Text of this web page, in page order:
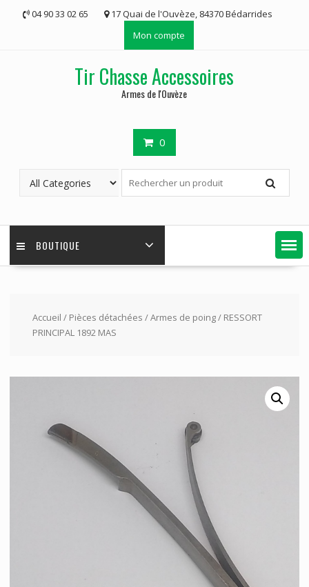
04 90 33 02 65
17 Quai de l'Ouvèze, 84370 Bédarrides
Mon compte
Tir Chasse Accessoires
Armes de l'Ouvèze
0
BOUTIQUE
Accueil / Pièces détachées /Armes de poing/ RESSORT
PRINCIPAL 1892 MAS